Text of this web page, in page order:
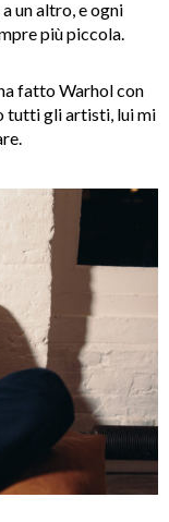
un altro, e ogni
più piccola.
fatto Warhol con
tutti gli artisti, lui mi